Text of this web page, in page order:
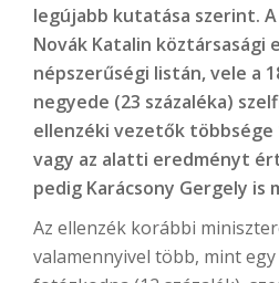
legújabb kutatása szerint.
Novák Katalin köztársasági
népszerűségi listán, vele a
negyede (23 százaléka)
ellenzéki vezetők többsége
vagy az alatti eredményt
pedig Karácsony Gergely is
Az ellenzék korábbi
valamennyivel több, mint egy